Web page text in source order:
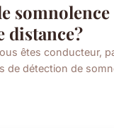
distance?
êtes conducteur,
détection de